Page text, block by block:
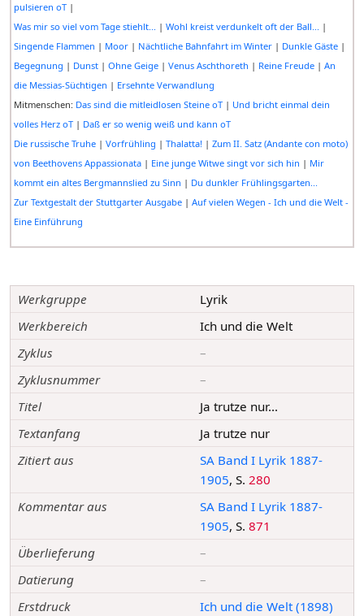
pulsieren oT|
Was mir so viel vom Tage stiehlt... | Wohl kreist verdunkelt oft der Ball... |
Singende Flammen | Moor| Nächtliche Bahnfahrt im Winter| Dunkle Gäste|
Begegnung | Dunst| Ohne Geige| Venus Aschthoreth | Reine Freude| An
die Messias-Süchtigen | Ersehnte Verwandlung
Mitmenschen: Das sind die mitleidlosen Steine oT| Und bricht einmal dein
volles Herz oT| Daß er so wenig weiß und kann oT
Die russische Truhe| Vorfrühling | Thalatta! | Zum II. Satz (Andante con moto)
von Beethovens Appassionata| Eine junge Witwe singt vor sich hin | Mir
kommt ein altes Bergmannslied zu Sinn | Du dunkler Frühlingsgarten...
Zur Textgestalt der Stuttgarter Ausgabe| Auf vielen Wegen - Ich und die Welt -
Eine Einführung
Werkgruppe
Lyrik
Werkbereich
Ich und die Welt
Zyklus
–
Zyklusnummer
–
Titel
Ja trutze nur...
Textanfang
Ja trutze nur
Zitiert aus
SA Band I Lyrik 1887-
1905, S.280
Kommentar aus
SA Band I Lyrik 1887-
1905, S.871
Überlieferung
–
Datierung
–
Erstdruck
Ich und die Welt (1898)